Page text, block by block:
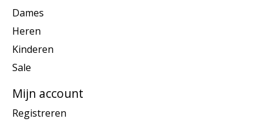
Dames
Heren
Kinderen
Sale
Mijn account
Registreren